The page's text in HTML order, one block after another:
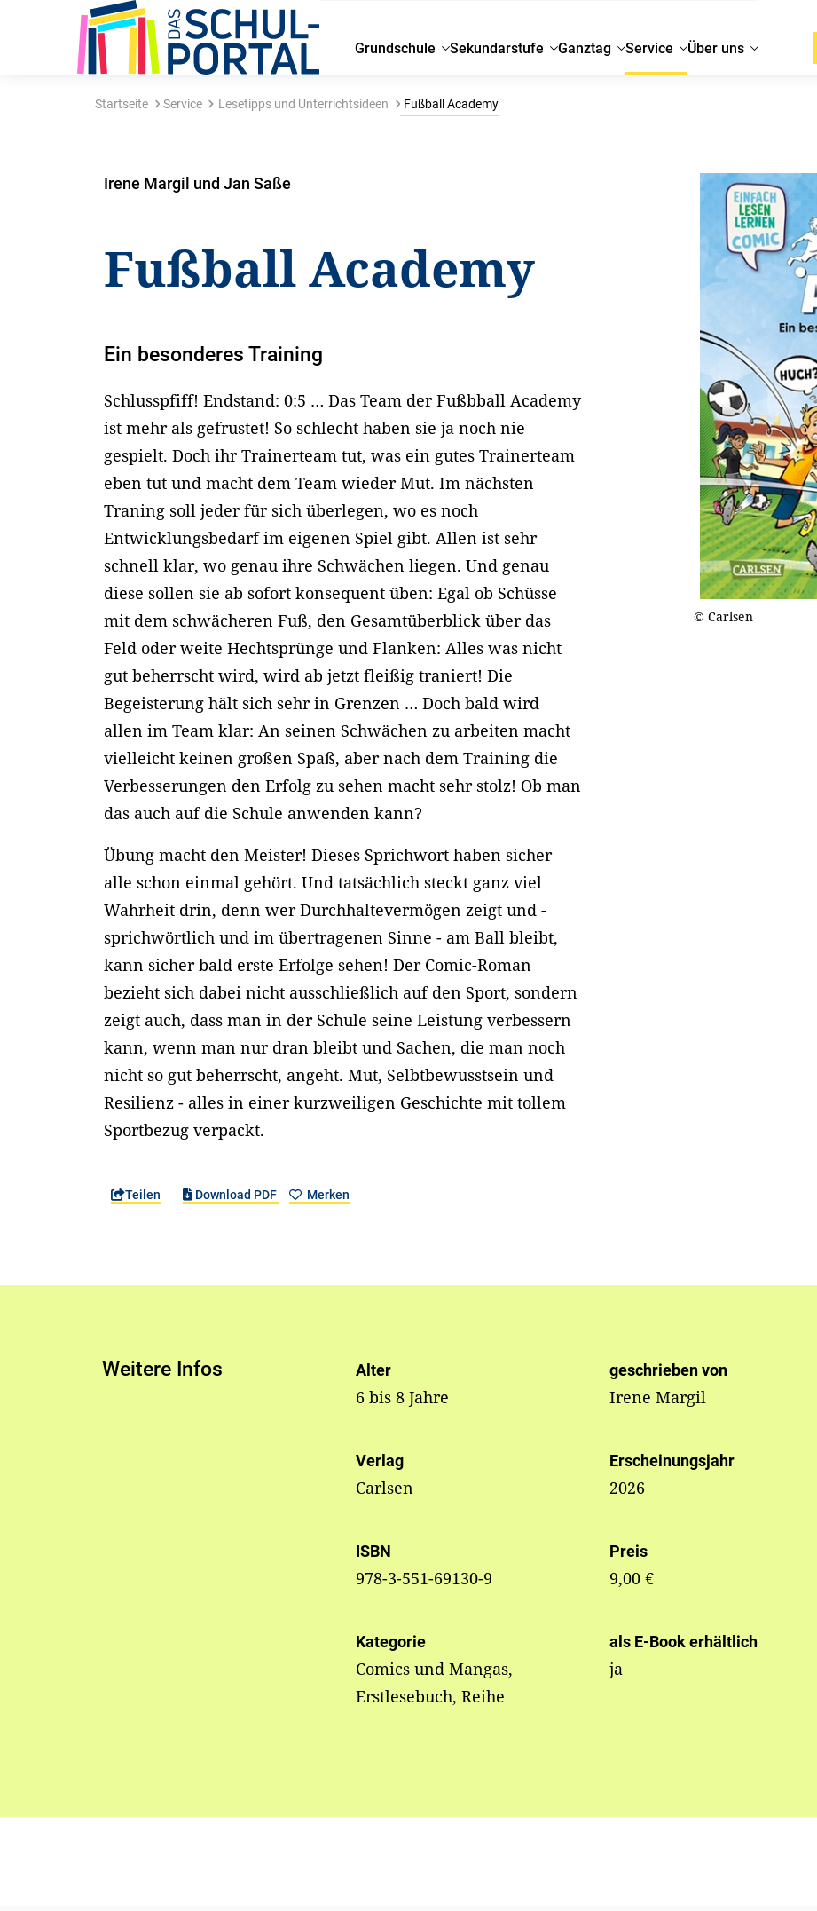
Grundschule Sekundarstufe Ganztag Service Über uns
Startseite Service Lesetipps und Unterrichtsideen Fußball Academy
Irene Margil und Jan Saße
Fußball Academy
Ein besonderes Training
Schlusspfiff! Endstand: 0:5 … Das Team der Fußbball Academy
ist mehr als gefrustet! So schlecht haben sie ja noch nie
gespielt. Doch ihr Trainerteam tut, was ein gutes Trainerteam
eben tut und macht dem Team wieder Mut. Im nächsten
Traning soll jeder für sich überlegen, wo es noch
Entwicklungsbedarf im eigenen Spiel gibt. Allen ist sehr
schnell klar, wo genau ihre Schwächen liegen. Und genau
diese sollen sie ab sofort konsequent üben: Egal ob Schüsse
mit dem schwächeren Fuß, den Gesamtüberblick über das
Feld oder weite Hechtsprünge und Flanken: Alles was nicht
gut beherrscht wird, wird ab jetzt fleißig traniert! Die
Begeisterung hält sich sehr in Grenzen … Doch bald wird
allen im Team klar: An seinen Schwächen zu arbeiten macht
vielleicht keinen großen Spaß, aber nach dem Training die
Verbesserungen den Erfolg zu sehen macht sehr stolz! Ob man
das auch auf die Schule anwenden kann?
Übung macht den Meister! Dieses Sprichwort haben sicher
alle schon einmal gehört. Und tatsächlich steckt ganz viel
Wahrheit drin, denn wer Durchhaltevermögen zeigt und -
sprichwörtlich und im übertragenen Sinne - am Ball bleibt,
kann sicher bald erste Erfolge sehen! Der Comic-Roman
bezieht sich dabei nicht ausschließlich auf den Sport, sondern
zeigt auch, dass man in der Schule seine Leistung verbessern
kann, wenn man nur dran bleibt und Sachen, die man noch
nicht so gut beherrscht, angeht. Mut, Selbtbewusstsein und
Resilienz - alles in einer kurzweiligen Geschichte mit tollem
Sportbezug verpackt.
Teilen Download PDF Merken
© Carlsen
Weitere Infos Alter
6 bis 8 Jahre
geschrieben von
Irene Margil
Verlag
Carlsen
Erscheinungsjahr
2026
ISBN
978-3-551-69130-9
Preis
9,00 €
Kategorie
Comics und Mangas,
Erstlesebuch, Reihe
als E-Book erhältlich
ja